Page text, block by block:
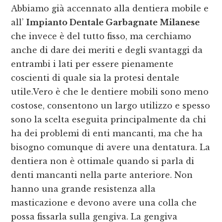
Abbiamo già accennato alla dentiera mobile e
all’Impianto Dentale Garbagnate Milanese
che invece è del tutto fisso, ma cerchiamo
anche di dare dei meriti e degli svantaggi da
entrambi i lati per essere pienamente
coscienti di quale sia la protesi dentale
utile.Vero è che le dentiere mobili sono meno
costose, consentono un largo utilizzo e spesso
sono la scelta eseguita principalmente da chi
ha dei problemi di enti mancanti, ma che ha
bisogno comunque di avere una dentatura. La
dentiera non è ottimale quando si parla di
denti mancanti nella parte anteriore. Non
hanno una grande resistenza alla
masticazione e devono avere una colla che
possa fissarla sulla gengiva. La gengiva